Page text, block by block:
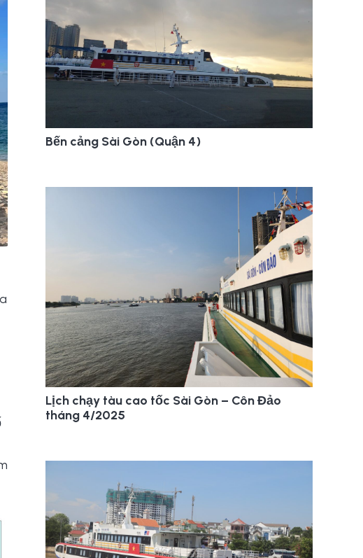
Bến cảng Sài Gòn (Quận 4)
Lịch chạy tàu cao tốc Sài Gòn – Côn Đảo
tháng 4/2025